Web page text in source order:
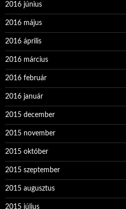
2016 június
2016 május
2016 április
2016 március
2016 február
2016 január
2015 december
2015 november
2015 október
2015 szeptember
2015 augusztus
2015 július